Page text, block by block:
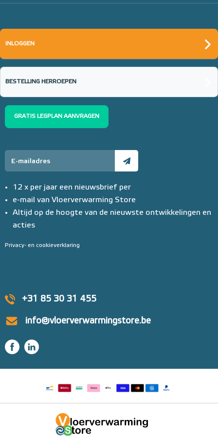
+31 85 30 31 455
info@vloerverwarmingstore.be
INLOGGEN
BESTELLING HERROEPEN
GRATIS LEGPLAN AANVRAGEN
12 x per jaar een nieuwsbrief per
e-mail van Vloerverwarming Store
Altijd op de hoogte van de nieuwste ontwikkelingen en
acties
Privacy- en cookieverklaring